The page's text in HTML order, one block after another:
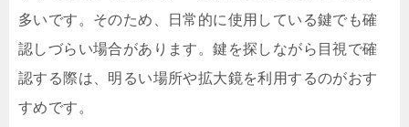
多いです。そのため、日常的に使用している鍵でも確
認しづらい場合があります。鍵を探しながら目視で確
認する際は、明るい場所や拡大鏡を利用するのがおす
すめです。